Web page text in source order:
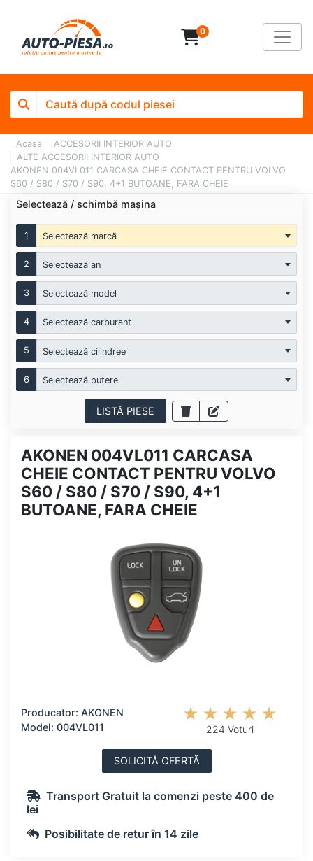
0
Acasa
ACCESORII INTERIOR AUTO
ALTE ACCESORII INTERIOR AUTO
AKONEN 004VL011 CARCASA CHEIE CONTACT PENTRU VOLVO
S60 / S80 / S70 / S90, 4+1 BUTOANE, FARA CHEIE
Selectează / schimbă mașina
1 Selectează marcă
2 Selectează an
3 Selectează model
4 Selectează carburant
5 Selectează cilindree
6 Selectează putere
LISTĂ PIESE
AKONEN 004VL011 CARCASA
CHEIE CONTACT PENTRU VOLVO
S60 / S80 / S70 / S90, 4+1
BUTOANE, FARA CHEIE
Producator: AKONEN
Model: 004VL011
224 Voturi
SOLICITĂ OFERTĂ
Transport Gratuit la comenzi peste 400 de
lei
Posibilitate de retur în 14 zile